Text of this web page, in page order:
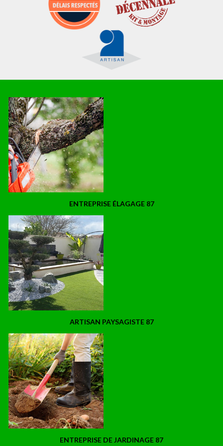
ENTREPRISE ÉLAGAGE 87
ARTISAN PAYSAGISTE 87
ENTREPRISE DE JARDINAGE 87